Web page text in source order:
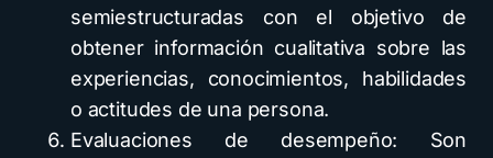
semiestructuradas con el objetivo de
obtener información cualitativa sobre las
experiencias, conocimientos, habilidades
o actitudes de una persona.
Evaluaciones de desempeño: Son